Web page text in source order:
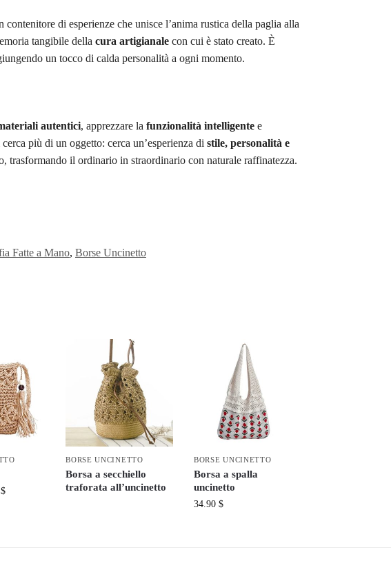
di esperienze che unisce l’anima rustica della paglia alla
tangibile della cura artigianalecon cui è stato creato. È
un tocco di calda personalità a ogni momento.
autentici, apprezzare la funzionalità intelligentee
più di un oggetto: cerca un’esperienza di stile, personalità e
trasformando il ordinario in straordinario con naturale raffinatezza.
Fatte a Mano, Borse Uncinetto
$
BORSE UNCINETTO
Borsa a secchiello
traforata all’uncinetto
BORSE UNCINETTO
Borsa a spalla
uncinetto
34.90 $